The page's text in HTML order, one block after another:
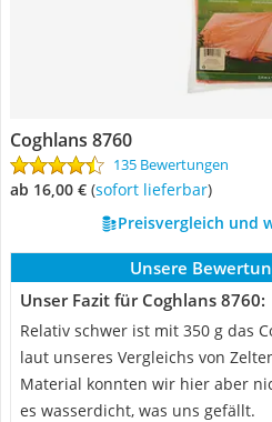
Coghlans 8760
135 Bewertungen
ab 16,00 € ( Sofort lieferbar)
Preisvergleich und
Unsere
Unser Fazit für Coghlans 8760:
Relativ schwer ist mit 350 g das
laut unseres Vergleichs von
Material konnten wir hier aber
es wasserdicht, was uns gefällt.